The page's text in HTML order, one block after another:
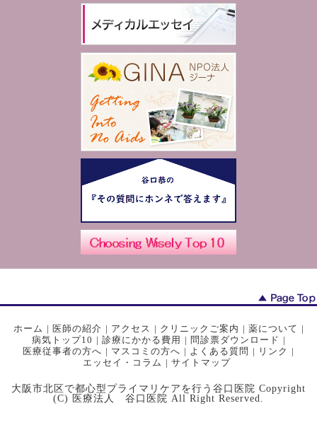
ホーム | 医師の紹介 | アクセス | クリニックご案内 | 薬について |
病気トップ10 | 診療にかかる費用 | 問診票ダウンロード |
医療従事者の方へ | マスコミの方へ | よくある質問 | リンク |
エッセイ・コラム | サイトマップ
大阪市北区で都心型プライマリケアを行う谷口医院 Copyright
(C) 医療法人 谷口医院 All Right Reserved.